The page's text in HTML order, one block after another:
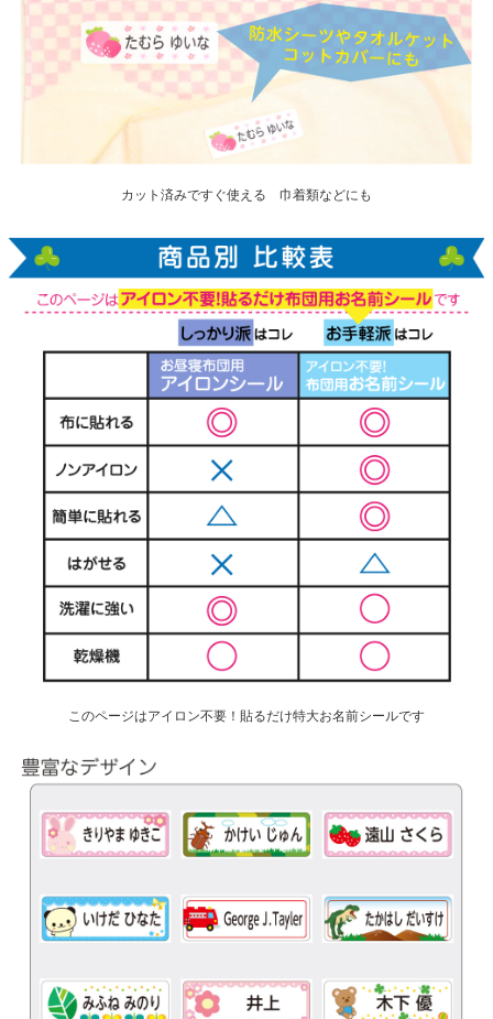
カット済みですぐ使える 巾着類などにも
このページはアイロン不要！貼るだけ特大お名前シールです